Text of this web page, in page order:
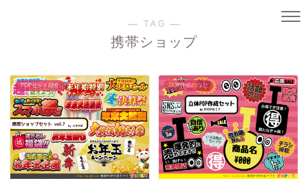
― TAG ―
携帯ショップ
POPセット紹介 POP作成のコツ